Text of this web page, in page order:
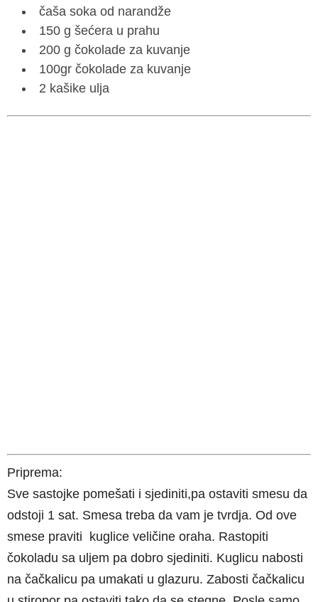
čaša soka od narandže
150 g šećera u prahu
200 g čokolade za kuvanje
100gr čokolade za kuvanje
2 kašike ulja
Priprema:
Sve sastojke pomešati i sjediniti,pa ostaviti smesu da
odstoji 1 sat. Smesa treba da vam je tvrdja. Od ove
smese praviti kuglice veličine oraha. Rastopiti
čokoladu sa uljem pa dobro sjediniti. Kuglicu nabosti
na čačkalicu pa umakati u glazuru. Zabosti čačkalicu